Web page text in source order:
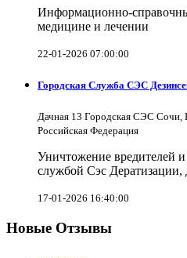
Информационно-
медицине и лечении
22-01-2026 07:00:00
Городская Служба СЭС
Дачная 13 Городская СЭС Сочи,
Российская Федерация
Уничтожение вредителей и
службой Сэс
17-01-2026 16:40:00
Новые Отзывы